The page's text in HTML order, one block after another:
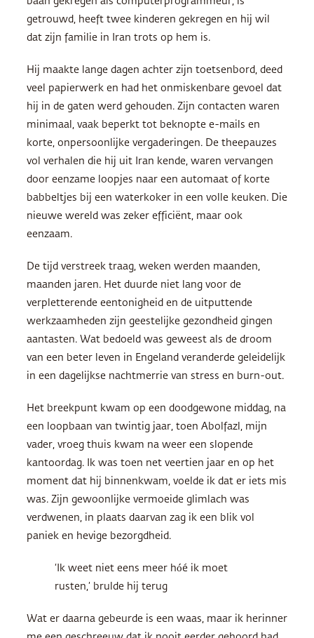
getrouwd, heeft twee kinderen gekregen en hij wil
dat zijn familie in Iran trots op hem is.
Hij maakte lange dagen achter zijn toetsenbord, deed
veel papierwerk en had het onmiskenbare gevoel dat
hij in de gaten werd gehouden. Zijn contacten waren
minimaal, vaak beperkt tot beknopte e-mails en
korte, onpersoonlijke vergaderingen. De theepauzes
vol verhalen die hij uit Iran kende, waren vervangen
door eenzame loopjes naar een automaat of korte
babbeltjes bij een waterkoker in een volle keuken. Die
nieuwe wereld was zeker efficiënt, maar ook
eenzaam.
De tijd verstreek traag, weken werden maanden,
maanden jaren. Het duurde niet lang voor de
verpletterende eentonigheid en de uitputtende
werkzaamheden zijn geestelijke gezondheid gingen
aantasten. Wat bedoeld was geweest als de droom
van een beter leven in Engeland veranderde geleidelijk
in een dagelijkse nachtmerrie van stress en burn-out.
Het breekpunt kwam op een doodgewone middag, na
een loopbaan van twintig jaar, toen Abolfazl, mijn
vader, vroeg thuis kwam na weer een slopende
kantoordag. Ik was toen net veertien jaar en op het
moment dat hij binnenkwam, voelde ik dat er iets mis
was. Zijn gewoonlijke vermoeide glimlach was
verdwenen, in plaats daarvan zag ik een blik vol
paniek en hevige bezorgdheid.
‘Ik weet niet eens meer hóé ik moet
rusten,’ brulde hij terug
Wat er daarna gebeurde is een waas, maar ik herinner